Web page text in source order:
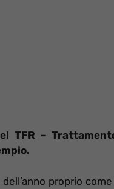
TFR –
proprio